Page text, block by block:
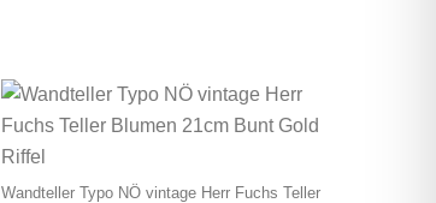
Wandteller Typo NÖ vintage Herr Fuchs Teller